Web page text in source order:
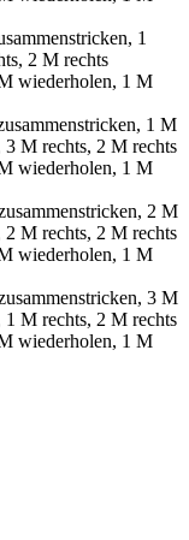
1
2 M rechts
wiederholen, 1 M
1 M
M rechts, 2 M rechts
wiederholen, 1 M
2 M
M rechts, 2 M rechts
wiederholen, 1 M
3 M
M rechts, 2 M rechts
wiederholen, 1 M